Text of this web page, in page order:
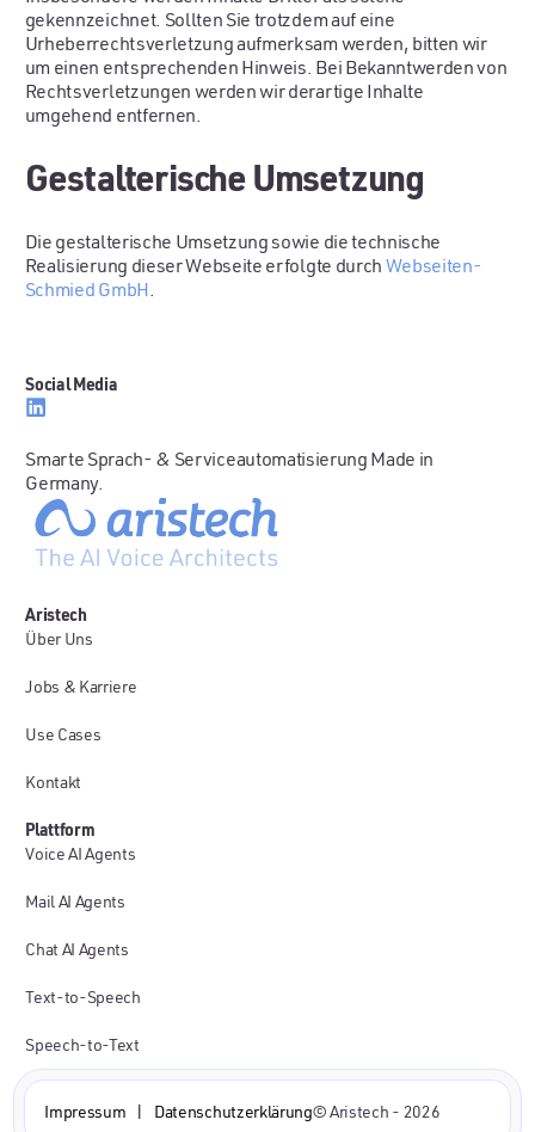
gekennzeichnet. Sollten Sie trotzdem auf eine
Urheberrechtsverletzung aufmerksam werden, bitten wir
um einen entsprechenden Hinweis. Bei Bekanntwerden von
Rechtsverletzungen werden wir derartige Inhalte
umgehend entfernen.
Gestalterische Umsetzung
Die gestalterische Umsetzung sowie die technische
Realisierung dieser Webseite erfolgte durch Webseiten-
Schmied GmbH
Smarte Sprach- & Serviceautomatisierung Made in
Germany.
Aristech
Über Uns
Jobs & Karriere
Use Cases
Kontakt
Plattform
Voice AI Agents
Mail AI Agents
Chat AI Agents
Text-to-Speech
Speech-to-Text
Social Media
Impressum Datenschutzerklärung© Aristech - 2026